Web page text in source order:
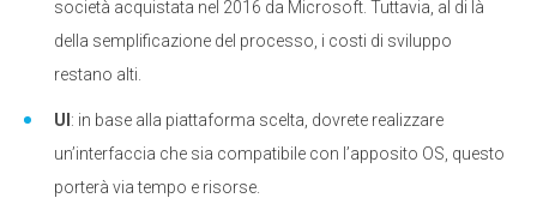
società acquistata nel 2016 da Microsoft . Tuttavia, al di là
della semplificazione del processo, i costi di sviluppo
restano alti.
UI : in base alla piattaforma scelta, dovrete realizzare
un’interfaccia che sia compatibile con l’apposito OS, questo
porterà via tempo e risorse.